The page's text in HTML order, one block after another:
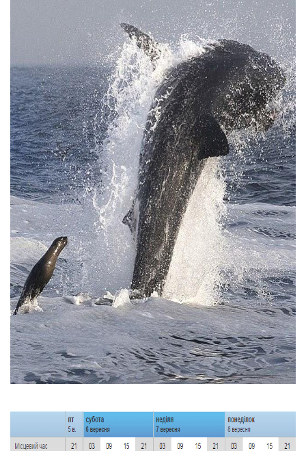
Довідник
Контакти
Рекламні прайси
Підтримати «місцевих»
Редакційна політика
Етичний кодекс